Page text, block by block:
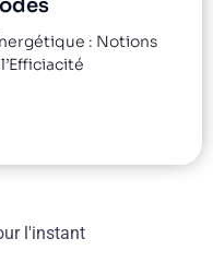
: Notions
l'instant